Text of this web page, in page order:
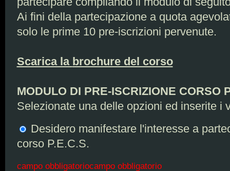
Ai fini della partecipazione a quota
solo le prime 10 pre-iscrizioni pervenute.
Scarica la brochure del corso
MODULO DI PRE-ISCRIZIONE CORSO
Selezionate una delle opzioni ed inserite i
Desidero manifestare l'interesse a
corso P.E.C.S.
campo obbligatoriocampo obbligatorio